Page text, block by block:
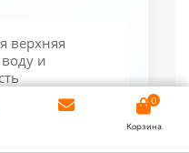
верхняя
и
массу,
0
Корзина